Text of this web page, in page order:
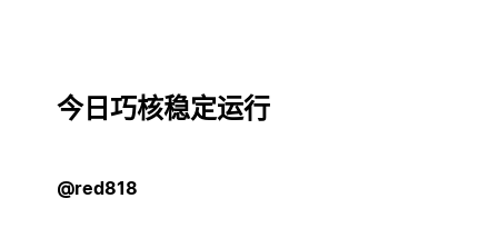
今日巧核稳定运行
@red818